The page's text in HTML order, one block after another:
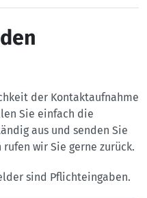
der Kontaktaufnahme
Sie einfach die
aus und senden Sie
wir Sie gerne zurück.
sind Pflichteingaben.